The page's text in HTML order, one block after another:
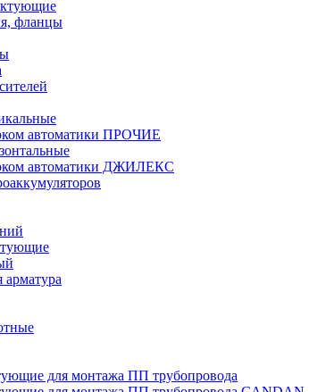
фланцы
автоматики ПРОЧИЕ
автоматики ДЖИЛЕКС
арматура
для монтажа ПП трубопровода